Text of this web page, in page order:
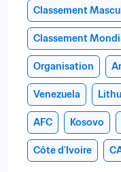
Classement
Classement
Organisation
Venezuela
AFC Kosovo
Côte d'Ivoire